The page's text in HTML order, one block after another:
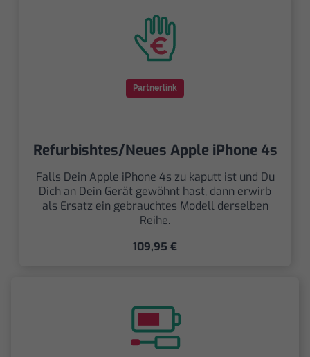
Partnerlink
Refurbishtes/Neues Apple iPhone 4s
Falls Dein Apple iPhone 4s zu kaputt ist und Du
Dich an Dein Gerät gewöhnt hast, dann erwirb
als Ersatz ein gebrauchtes Modell derselben
Reihe.
109,95 €